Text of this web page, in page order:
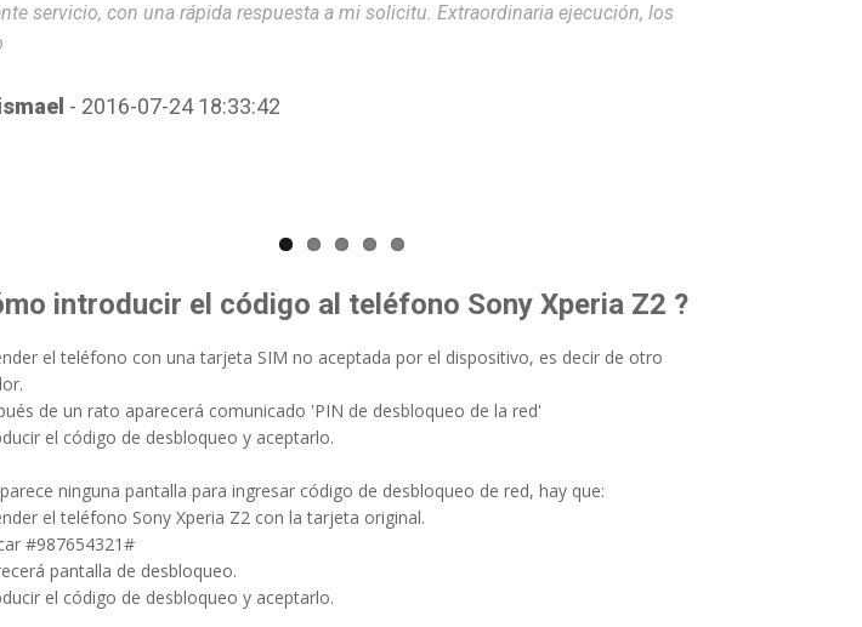
servicio, con una rápida respuesta a mi solicitu. Extraordinaria ejecución, los
- 2016-07-24 18:33:42
introducir el código al teléfono Sony Xperia Z2 ?
el teléfono con una tarjeta SIM no aceptada por el dispositivo, es decir de otro
de un rato aparecerá comunicado 'PIN de desbloqueo de la red'
el código de desbloqueo y aceptarlo.
ninguna pantalla para ingresar código de desbloqueo de red, hay que:
el teléfono Sony Xperia Z2 con la tarjeta original.
#987654321#
pantalla de desbloqueo.
el código de desbloqueo y aceptarlo.